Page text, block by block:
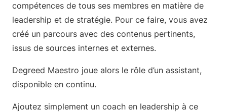
compétences de tous ses membres en matière de
leadership et de stratégie. Pour ce faire, vous avez
créé un parcours avec des contenus pertinents,
issus de sources internes et externes.
Degreed Maestro joue alors le rôle d’un assistant,
disponible en continu.
Ajoutez simplement un coach en leadership à ce